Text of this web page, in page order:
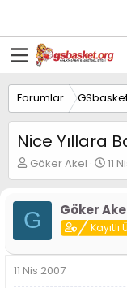
Forumlar
Nice Yıllara
K
o
u
y
B
a
ş
Göker Akel
B
a
l
a
n
g
11
G Göker
Kayıtlı
11 Nis 2007